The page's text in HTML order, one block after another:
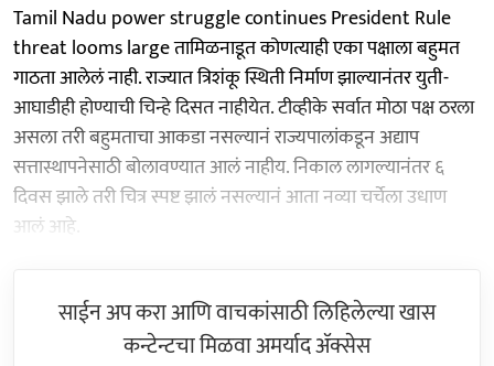
Tamil Nadu power struggle continues President Rule
threat looms large तामिळनाडूत कोणत्याही एका पक्षाला बहुमत
गाठता आलेलं नाही. राज्यात त्रिशंकू स्थिती निर्माण झाल्यानंतर युती-
आघाडीही होण्याची चिन्हे दिसत नाहीयेत. टीव्हीके सर्वात मोठा पक्ष ठरला
असला तरी बहुमताचा आकडा नसल्यानं राज्यपालांकडून अद्याप
सत्तास्थापनेसाठी बोलावण्यात आलं नाहीय. निकाल लागल्यानंतर ६
दिवस झाले तरी चित्र स्पष्ट झालं नसल्यानं आता नव्या चर्चेला उधाण
आलं आहे.
साईन अप करा आणि वाचकांसाठी लिहिलेल्या खास
कन्टेन्टचा मिळवा अमर्याद ॲक्सेस